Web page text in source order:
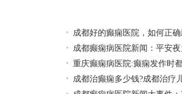
成都好的癫痫医院，如何正
成都癫痫病医院新闻：平安
重庆癫痫病医院:癫痫发作时
成都治癫痫多少钱?成都治疗